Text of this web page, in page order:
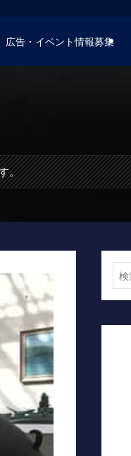
広告・イベント情報募集
。